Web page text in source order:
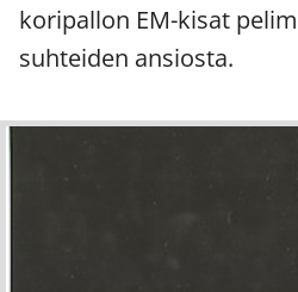
koripallon EM-kisat
suhteiden ansiosta.